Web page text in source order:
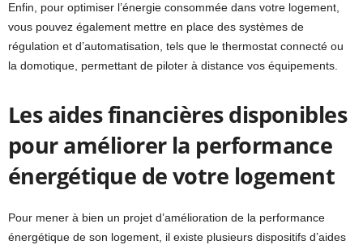
Enfin, pour optimiser l’énergie consommée dans votre logement,
vous pouvez également mettre en place des systèmes de
régulation et d’automatisation, tels que le thermostat connecté ou
la domotique, permettant de piloter à distance vos équipements.
Les aides financières disponibles
pour améliorer la performance
énergétique de votre logement
Pour mener à bien un projet d’amélioration de la performance
énergétique de son logement, il existe plusieurs dispositifs d’aides